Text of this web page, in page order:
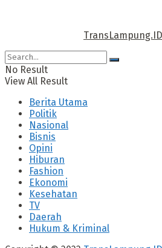
TransLampung.ID
No Result
View All Result
Berita Utama
Politik
Nasional
Bisnis
Opini
Hiburan
Fashion
Ekonomi
Kesehatan
TV
Daerah
Hukum & Kriminal